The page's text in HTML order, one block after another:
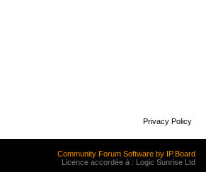
Privacy Policy
Community Forum Software by IP.Board
Licence accordée à : Logic Sunrise Ltd